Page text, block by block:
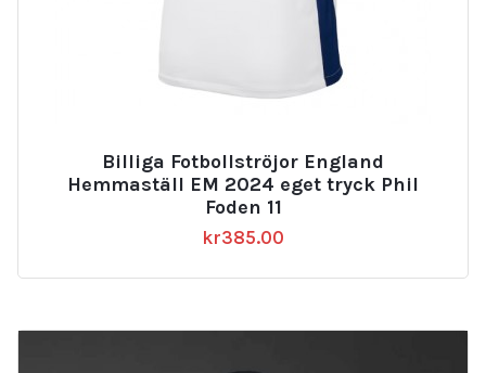
Billiga Fotbollströjor England
Hemmaställ EM 2024 eget tryck Phil
Foden 11
kr385.00